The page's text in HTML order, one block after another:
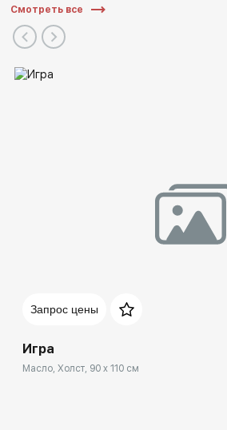
Смотреть все
Запрос цены
Игра
Масло, Холст, 90 x 110 см